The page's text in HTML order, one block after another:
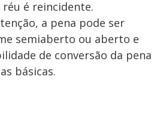
é reincidente.
a pena pode ser
semiaberto ou aberto e
de conversão da pena
básicas.